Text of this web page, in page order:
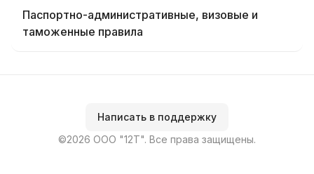
Паспортно-административные, визовые и
таможенные правила
Написать в поддержку
©2026 ООО "12Т". Все права защищены.